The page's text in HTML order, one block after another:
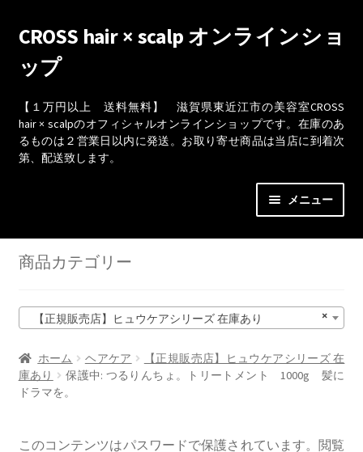
ナ
ビ
ゲ
シ
ョ
ン
へ
プ
コ
ン
テ
ツ
へ
ス
キ
CROSS hair × scalp オンラインショ
ップ
【１万円以上 送料無料】 滋賀県東近江市の美容室CROSS
hair × scalpのオフィシャルオンラインショップです。在庫のあ
るものは２営業日以内に発送。お取り寄せ商品は当店に到着次
第、配送致します。
メニュー
ショップ
取引条件（利用規約）
プライバシーポリシー
商品カテゴリー
×
【正規販売店】ヒュウケアシリーズ 在庫あり
ホーム ヘアケア
【正規販売店】ヒュウケアシリーズ 在
庫あり
保護中: つるりんちょ。トリートメント 1000g 髪に
ドラマを。
このコンテンツはパスワードで保護されています。閲覧